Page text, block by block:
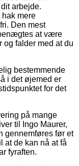
arbejde.
mere
Den mest
at være
og falder med at du
bestemmende
i det øjemed er
for det
på mange
til Ingo Maurer,
gennemføres før et
at de kan nå at få
fyraften.